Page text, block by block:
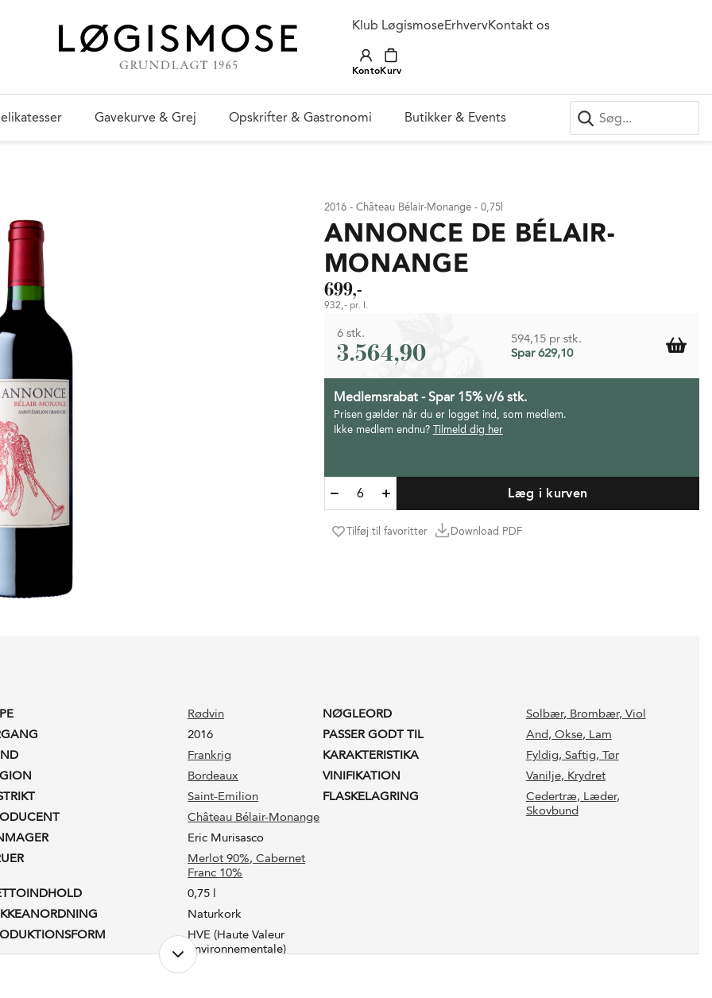
Klub LøgismoseErhvervKontakt os
KontoKurv
Gavekurve & Grej Opskrifter & Gastronomi Butikker & Events
2016 - Château Bélair-Monange - 0,75l
ANNONCE DE BÉLAIR-
MONANGE
699,-
932,- pr. l.
6 stk.
3.564,90
594,15 pr stk.
Spar 629,10
Medlemsrabat - Spar 15% v/6 stk.
Prisen gælder når du er logget ind, som medlem.
Ikke medlem endnu? Tilmeld dig her
Læg i kurven
Tilføj til favoritter Download PDF
Rødvin
2016
Frankrig
Bordeaux
Saint-Emilion
Château Bélair-Monange
Eric Murisasco
Merlot 90%, Cabernet
Franc 10%
0,75 l
Naturkork
HVE (Haute Valeur
Environnementale)
13,4 %
NØGLEORD Solbær, Brombær, Viol
PASSER GODT TIL
And, Okse, Lam
KARAKTERISTIKA
Fyldig, Saftig, Tør
VINIFIKATION
Vanilje, Krydret
FLASKELAGRING
Cedertræ, Læder,
Skovbund